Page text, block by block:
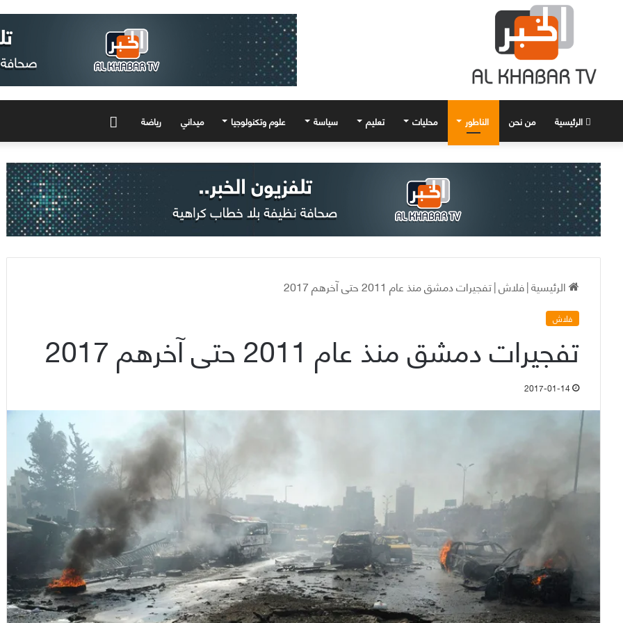
الرئيسية من نحن الناطور محليات تعليم سياسة علوم وتكنولوجيا ميداني رياضة
الرئيسية|فلاش|تفجيرات دمشق منذ عام 2011 حتى آخرهم 2017
فلاش
تفجيرات دمشق منذ عام 2011 حتى آخرهم 2017
2017-01-14